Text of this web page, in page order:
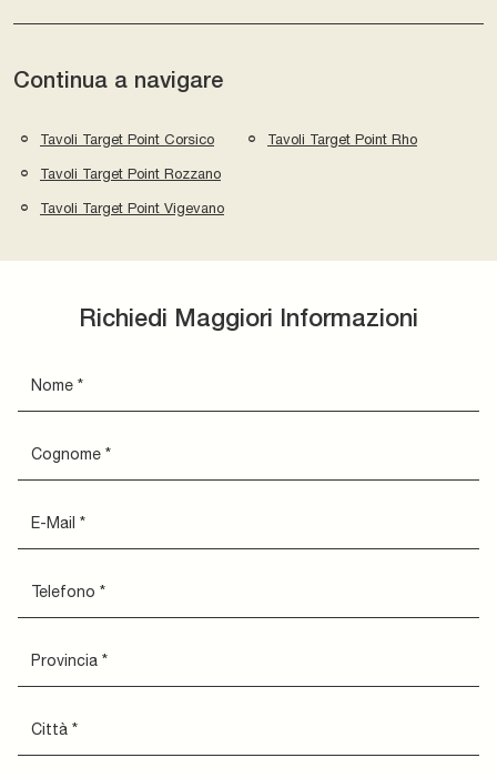
Continua a navigare
Tavoli Target Point Corsico Tavoli Target Point Rho
Tavoli Target Point Rozzano
Tavoli Target Point Vigevano
Richiedi Maggiori Informazioni